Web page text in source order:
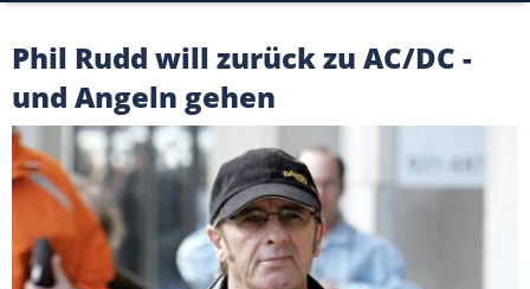
Phil Rudd will zurück zu AC/DC -
und Angeln gehen